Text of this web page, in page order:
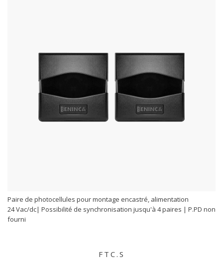
Paire de photocellules pour montage encastré, alimentation
24 Vac/dc| Possibilité de synchronisation jusqu'à 4 paires | P.PD non
fourni
FTC.S